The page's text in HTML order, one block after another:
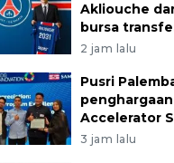
Akliouche
bursa
2 jam lalu
Pusri
Accelerator
3 jam lalu